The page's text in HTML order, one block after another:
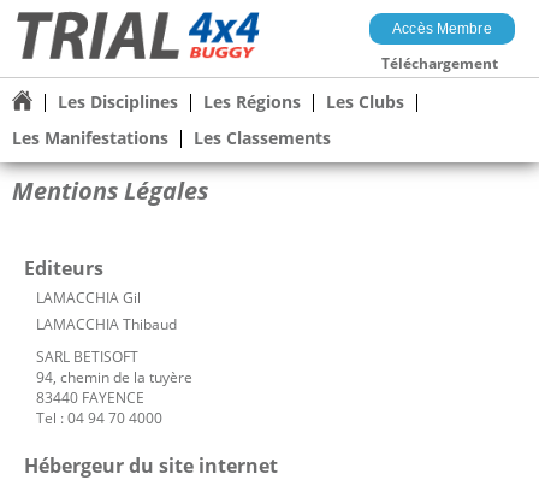
Accès Membre
Téléchargement
Les Disciplines Les Régions
Les Clubs
Les Manifestations
Les Classements
Mentions Légales
Editeurs
LAMACCHIA Gil
LAMACCHIA Thibaud
SARL BETISOFT
94, chemin de la tuyère
83440 FAYENCE
Tel : 04 94 70 4000
Hébergeur du site internet